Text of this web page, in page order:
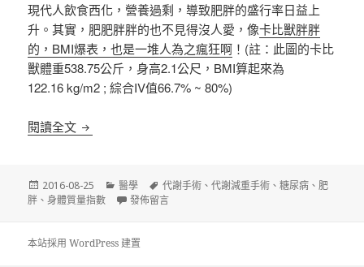
現代人飲食西化，營養過剩，導致肥胖的盛行率日益上
升。其實，肥肥胖胖的也不見得沒人愛，像卡比獸胖胖
的，BMI爆表，也是一堆人為之瘋狂啊 ！(註：此圖的卡比
獸體重538.75公斤，身高2.1公尺，BMI算起來為
122.16kg/m2 ;綜合IV值66.7% ~ 80%)
閱讀全文 《糖尿病》肥胖又有糖尿病，接受代謝手術後，有
發
佈
2016-08-25
分
類
醫學
標
籤
代謝手術 、代謝減重手術 、糖尿病 、肥
胖 、身體質量指數 在〈《糖尿病》肥胖又有糖尿病，接受代謝手術後，
發佈留言
本站採用 WordPress 建置